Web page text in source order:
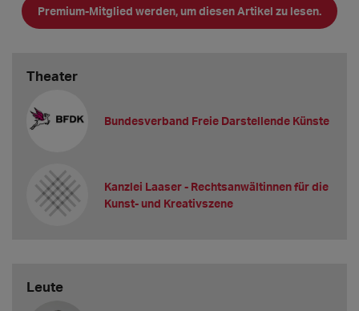
Premium-Mitglied werden, um diesen Artikel zu lesen.
Theater
Bundesverband Freie Darstellende Künste
Kanzlei Laaser - Rechtsanwältinnen für die
Kunst- und Kreativszene
Leute